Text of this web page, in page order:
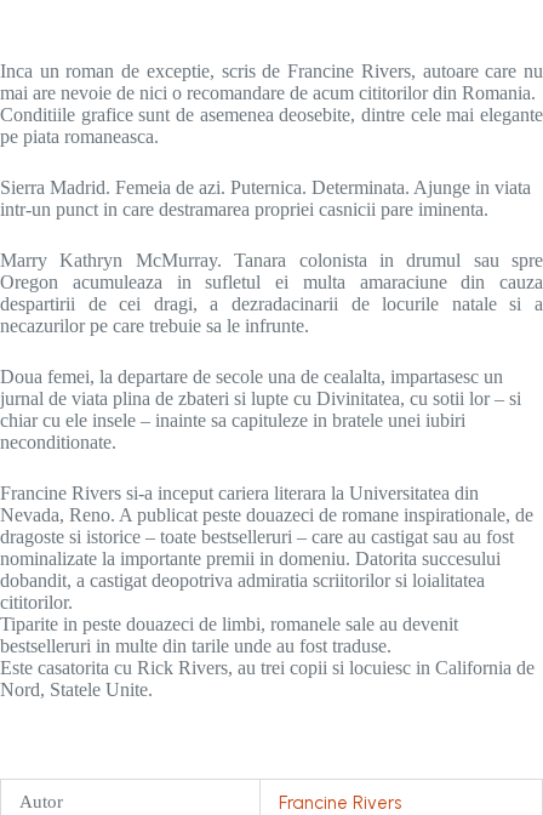
Inca un roman de exceptie, scris de Francine Rivers, autoare care nu
mai are nevoie de nici o recomandare de acum cititorilor din Romania.
Conditiile grafice sunt de asemenea deosebite, dintre cele mai elegante
pe piata romaneasca.
Sierra Madrid. Femeia de azi. Puternica. Determinata. Ajunge in viata
intr-un punct in care destramarea propriei casnicii pare iminenta.
Marry Kathryn McMurray. Tanara colonista in drumul sau spre
Oregon acumuleaza in sufletul ei multa amaraciune din cauza
despartirii de cei dragi, a dezradacinarii de locurile natale si a
necazurilor pe care trebuie sa le infrunte.
Doua femei, la departare de secole una de cealalta, impartasesc un
jurnal de viata plina de zbateri si lupte cu Divinitatea, cu sotii lor – si
chiar cu ele insele – inainte sa capituleze in bratele unei iubiri
neconditionate.
Francine Rivers si-a inceput cariera literara la Universitatea din
Nevada, Reno. A publicat peste douazeci de romane inspirationale, de
dragoste si istorice – toate bestselleruri – care au castigat sau au fost
nominalizate la importante premii in domeniu. Datorita succesului
dobandit, a castigat deopotriva admiratia scriitorilor si loialitatea
cititorilor.
Tiparite in peste douazeci de limbi, romanele sale au devenit
bestselleruri in multe din tarile unde au fost traduse.
Este casatorita cu Rick Rivers, au trei copii si locuiesc in California de
Nord, Statele Unite.
Autor Francine Rivers